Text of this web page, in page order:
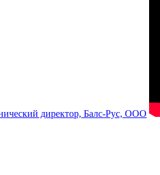
директор, Балс-Рус, ООО